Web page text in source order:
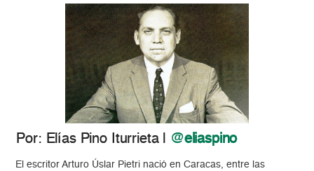
Por: Elías Pino Iturrieta | @eliaspino
El escritor Arturo Úslar Pietri nació en Caracas, entre las